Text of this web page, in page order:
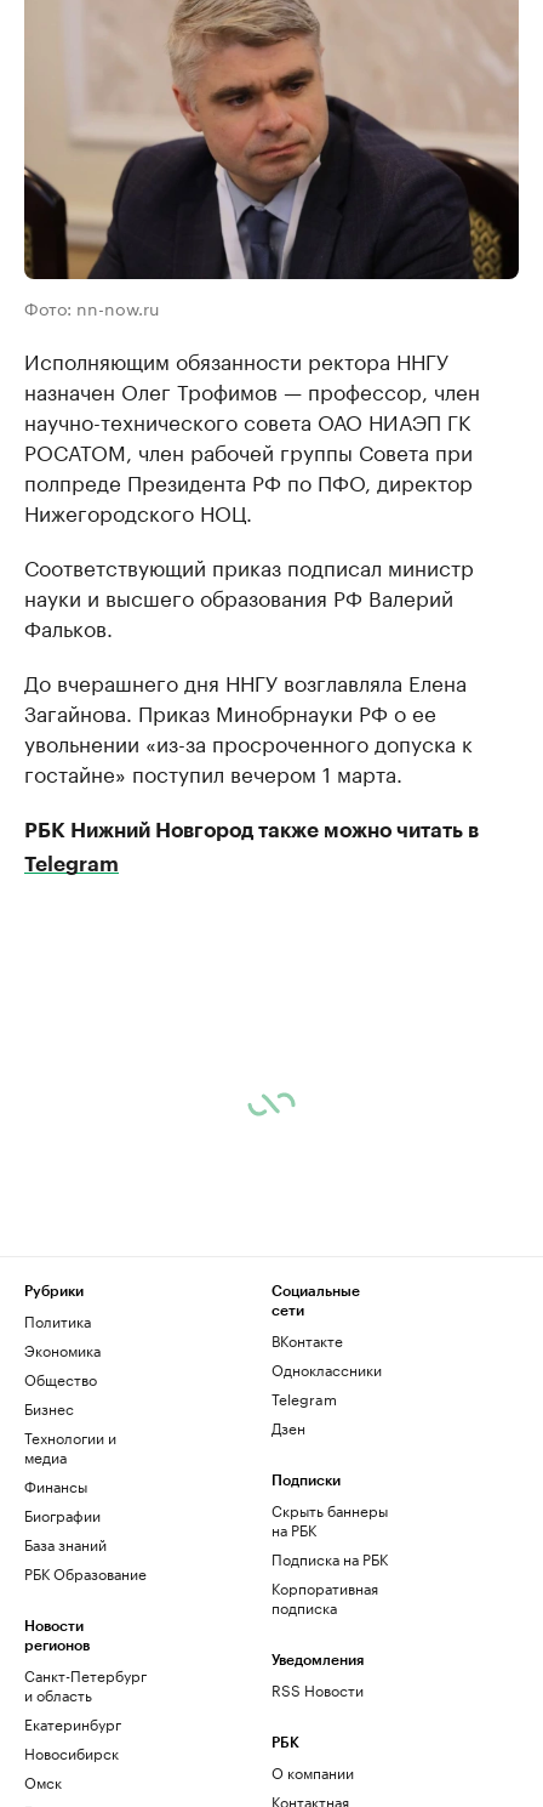
Фото: nn-now.ru
Исполняющим обязанности ректора ННГУ
назначен Олег Трофимов — профессор, член
научно-технического совета ОАО НИАЭП ГК
РОСАТОМ, член рабочей группы Совета при
полпреде Президента РФ по ПФО, директор
Нижегородского НОЦ.
Соответствующий приказ подписал министр
науки и высшего образования РФ Валерий
Фальков.
До вчерашнего дня ННГУ возглавляла Елена
Загайнова. Приказ Минобрнауки РФ о ее
увольнении «из-за просроченного допуска к
гостайне» поступил вечером 1 марта.
РБК Нижний Новгород также можно читать в
Telegram
Рубрики
Политика
Экономика
Общество
Бизнес
Технологии и
медиа
Финансы
Биографии
База знаний
РБК Образование
Новости
регионов
Санкт-Петербург
и область
Екатеринбург
Новосибирск
Омск
Социальные
сети
ВКонтакте
Одноклассники
Telegram
Дзен
Подписки
Скрыть баннеры
на РБК
Подписка на РБК
Корпоративная
подписка
Уведомления
RSS Новости
РБК
О компании
Контактная